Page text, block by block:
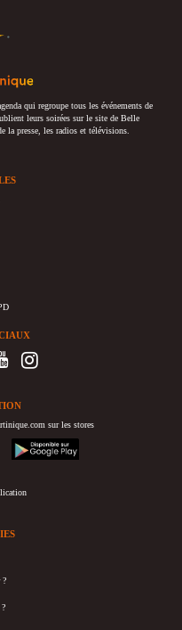
qui regroupe tous les événements de
leurs soirées sur le site de Belle
la presse, les radios et télévisions.
sur les stores
googleplay
?